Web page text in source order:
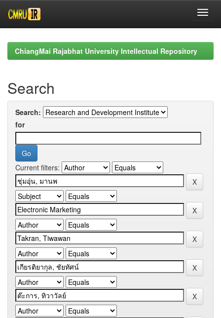
navigationChiangMai Rajabhat University Intellectual Repository
Search
Search:
for
Current filters: